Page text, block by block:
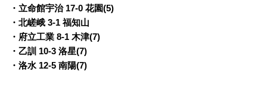
・立命館宇治 17-0 花園(5)
・北嵯峨 3-1 福知山
・府立工業 8-1 木津(7)
・乙訓 10-3 洛星(7)
・洛水 12-5 南陽(7)